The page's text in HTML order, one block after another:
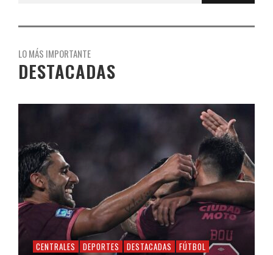
LO MÁS IMPORTANTE
DESTACADAS
CENTRALES DEPORTES DESTACADAS FÚTBOL